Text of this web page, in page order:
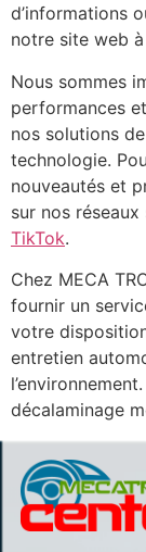
d’informations
notre site web à
Nous sommes
performances
nos solutions
technologie.
nouveautés et
sur nos réseaux
TikTok.
Chez MECA
fournir un
votre
entretien
décalaminage